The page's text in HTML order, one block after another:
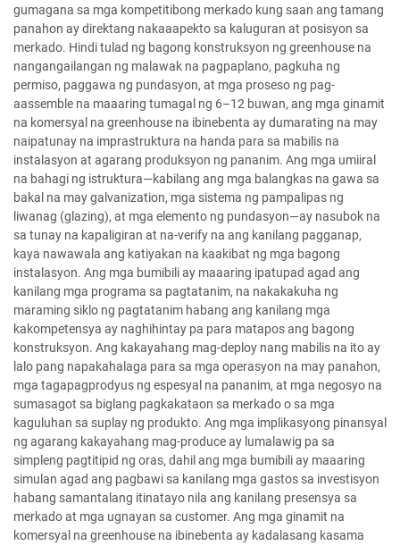
gumagana sa mga kompetitibong merkado kung saan ang tamang
panahon ay direktang nakaaapekto sa kaluguran at posisyon sa
merkado. Hindi tulad ng bagong konstruksyon ng greenhouse na
nangangailangan ng malawak na pagpaplano, pagkuha ng
permiso, paggawa ng pundasyon, at mga proseso ng pag-
aassemble na maaaring tumagal ng 6–12 buwan, ang mga ginamit
na komersyal na greenhouse na ibinebenta ay dumarating na may
naipatunay na imprastruktura na handa para sa mabilis na
instalasyon at agarang produksyon ng pananim. Ang mga umiiral
na bahagi ng istruktura—kabilang ang mga balangkas na gawa sa
bakal na may galvanization, mga sistema ng pampalipas ng
liwanag (glazing), at mga elemento ng pundasyon—ay nasubok na
sa tunay na kapaligiran at na-verify na ang kanilang pagganap,
kaya nawawala ang katiyakan na kaakibat ng mga bagong
instalasyon. Ang mga bumibili ay maaaring ipatupad agad ang
kanilang mga programa sa pagtatanim, na nakakakuha ng
maraming siklo ng pagtatanim habang ang kanilang mga
kakompetensya ay naghihintay pa para matapos ang bagong
konstruksyon. Ang kakayahang mag-deploy nang mabilis na ito ay
lalo pang napakahalaga para sa mga operasyon na may panahon,
mga tagapagprodyus ng espesyal na pananim, at mga negosyo na
sumasagot sa biglang pagkakataon sa merkado o sa mga
kaguluhan sa suplay ng produkto. Ang mga implikasyong pinansyal
ng agarang kakayahang mag-produce ay lumalawig pa sa
simpleng pagtitipid ng oras, dahil ang mga bumibili ay maaaring
simulan agad ang pagbawi sa kanilang mga gastos sa investisyon
habang samantalang itinatayo nila ang kanilang presensya sa
merkado at mga ugnayan sa customer. Ang mga ginamit na
komersyal na greenhouse na ibinebenta ay kadalasang kasama